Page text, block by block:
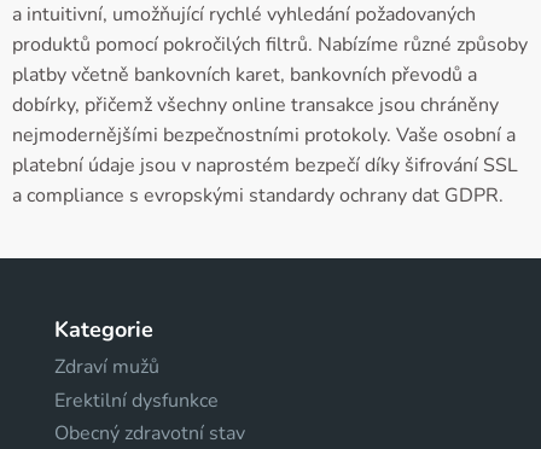
a intuitivní, umožňující rychlé vyhledání požadovaných
produktů pomocí pokročilých filtrů. Nabízíme různé způsoby
platby včetně bankovních karet, bankovních převodů a
dobírky, přičemž všechny online transakce jsou chráněny
nejmodernějšími bezpečnostními protokoly. Vaše osobní a
platební údaje jsou v naprostém bezpečí díky šifrování SSL
a compliance s evropskými standardy ochrany dat GDPR.
Kategorie
Zdraví mužů
Erektilní dysfunkce
Obecný zdravotní stav